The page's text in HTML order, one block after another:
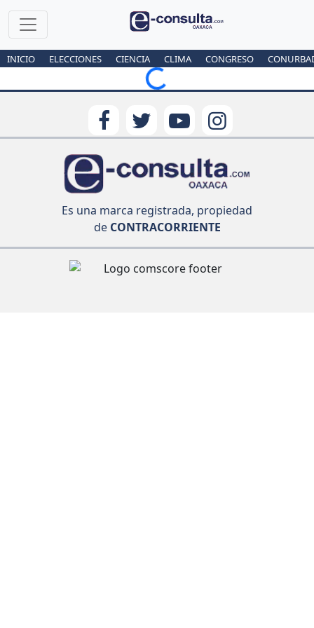
INICIO ELECCIONES CIENCIA CLIMA CONGRESO
Loading...
Es una marca registrada, propiedad
deCONTRACORRIENTE